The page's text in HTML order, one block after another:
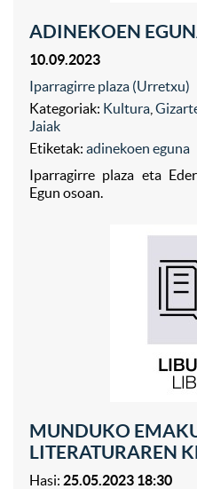
ADINEKOEN
10.09.2023
Iparragirre plaza (Urretxu)
Kategoriak: Kultura
Jaiak
Etiketak: adinekoen eguna
Iparragirre plaza eta
Egun osoan.
MUNDUKO
LITERATURAREN
Hasi: 25.05.2023 18:30